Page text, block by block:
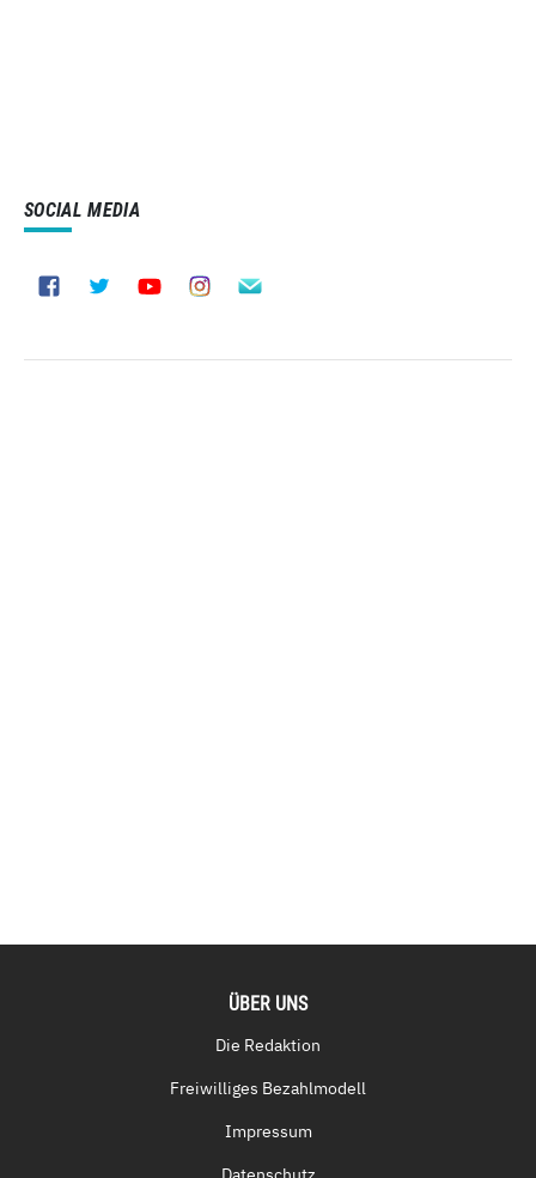
SOCIAL MEDIA
ÜBER UNS
Die Redaktion
Freiwilliges Bezahlmodell
Impressum